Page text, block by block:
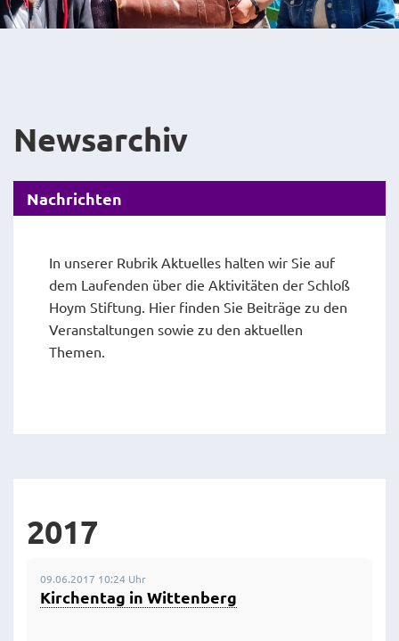
Newsarchiv
Nachrichten
In unserer Rubrik Aktuelles halten wir Sie auf
dem Laufenden über die Aktivitäten der Schloß
Hoym Stiftung. Hier finden Sie Beiträge zu den
Veranstaltungen sowie zu den aktuellen
Themen.
2017
09.06.2017 10:24 Uhr
Kirchentag in Wittenberg